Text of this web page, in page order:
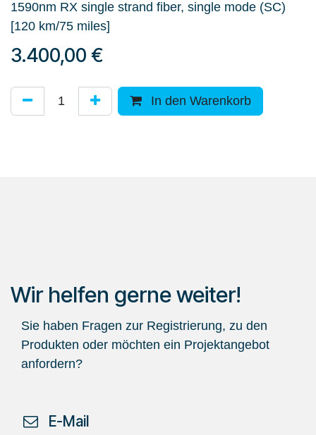
1590nm RX single strand fiber, single mode (SC)
[120 km/75 miles]
3.400,00 €
In den Warenkorb
Wir helfen gerne weiter!
Sie haben Fragen zur Registrierung, zu den
Produkten oder möchten ein Projektangebot
anfordern?
​ E-Mail